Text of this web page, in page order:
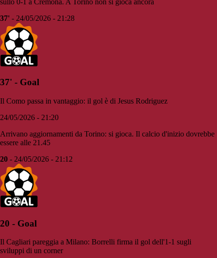
37' - 24/05/2026 - 21:28
37' - Goal
Il Como passa in vantaggio: il gol è di Jesus Rodriguez
24/05/2026 - 21:20
Arrivano aggiornamenti da Torino: si gioca. Il calcio d'inizio dovrebbe
essere alle 21.45
20 - 24/05/2026 - 21:12
20 - Goal
Il Cagliari pareggia a Milano: Borrelli firma il gol dell'1-1 sugli
sviluppi di un corner